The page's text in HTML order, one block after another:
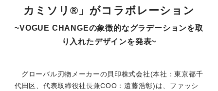
カミソリ®」がコラボレーション
~VOGUE CHANGEの象徴的なグラデーションを取
り入れたデザインを発表~
グローバル刃物メーカーの貝印株式会社(本社：東京都千
代田区、代表取締役社長兼COO：遠藤浩彰)は、ファッシ